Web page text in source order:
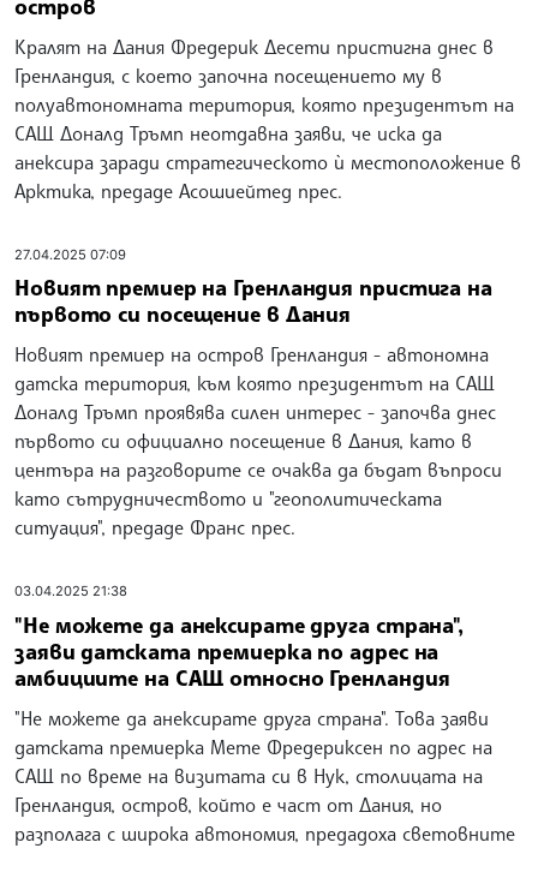
остров
Кралят на Дания Фредерик Десети пристигна днес в
Гренландия, с което започна посещението му в
полуавтономната територия, която президентът на
САЩ Доналд Тръмп неотдавна заяви, че иска да
анексира заради стратегическото ѝ местоположение в
Арктика, предаде Асошиейтед прес.
27.04.2025 07:09
Новият премиер на Гренландия пристига на
първото си посещение в Дания
Новият премиер на остров Гренландия - автономна
датска територия, към която президентът на САЩ
Доналд Тръмп проявява силен интерес - започва днес
първото си официално посещение в Дания, като в
центъра на разговорите се очаква да бъдат въпроси
като сътрудничеството и "геополитическата
ситуация", предаде Франс прес.
03.04.2025 21:38
"Не можете да анексирате друга страна",
заяви датската премиерка по адрес на
амбициите на САЩ относно Гренландия
"Не можете да анексирате друга страна". Това заяви
датската премиерка Мете Фредериксен по адрес на
САЩ по време на визитата си в Нук, столицата на
Гренландия, остров, който е част от Дания, но
разполага с широка автономия, предадоха световните